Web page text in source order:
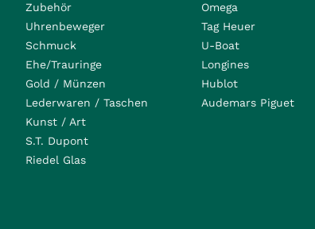
Zubehör
Uhrenbeweger
Schmuck
Ehe/Trauringe
Gold / Münzen
Lederwaren / Taschen
Kunst / Art
S.T. Dupont
Riedel Glas
Omega
Tag Heuer
U-Boat
Longines
Hublot
Audemars Piguet